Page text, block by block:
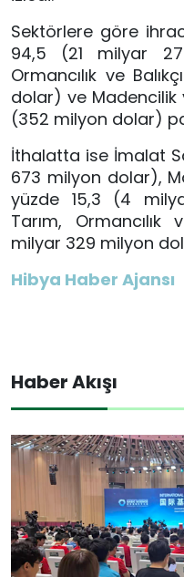
Sektörlere göre
94,5 (21 milyar
Ormancılık ve
dolar) ve Madencilik
(352 milyon dolar)
İthalatta ise İmalat
673 milyon dolar),
yüzde 15,3 (4
Tarım, Ormancılık
milyar 329 milyon
Hibya Haber Ajansı
Haber Akışı